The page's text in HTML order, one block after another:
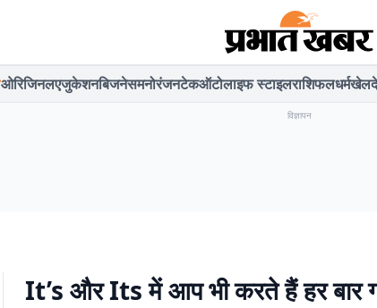
ओरिजिनलएजुकेशनबिजनेसमनोरंजनटेकऑटोलाइफ स्टाइलराशिफलधर्मखेल
विज्ञापन
It’s और Its में आप भी करते हैं हर बार